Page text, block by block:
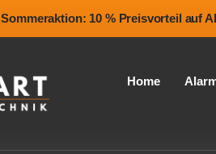
Sommeraktion: 10 % Preisvorteil auf
Home